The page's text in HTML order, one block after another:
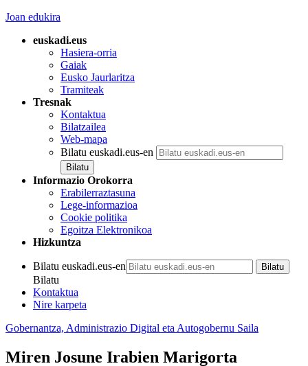
Joan edukira
euskadi.eus
Hasiera-orria
Gaiak
Eusko Jaurlaritza
Tramiteak
Tresnak
Kontaktua
Bilatzailea
Web-mapa
Bilatu euskadi.eus-en
Informazio Orokorra
Erabilerraztasuna
Lege-informazioa
Cookie politika
Egoitza Elektronikoa
Hizkuntza
Bilatu euskadi.eus-en
Bilatu
Kontaktua
Nire karpeta
Gobernantza, Administrazio Digital eta Autogobernu Saila
Miren Josune Irabien Marigorta